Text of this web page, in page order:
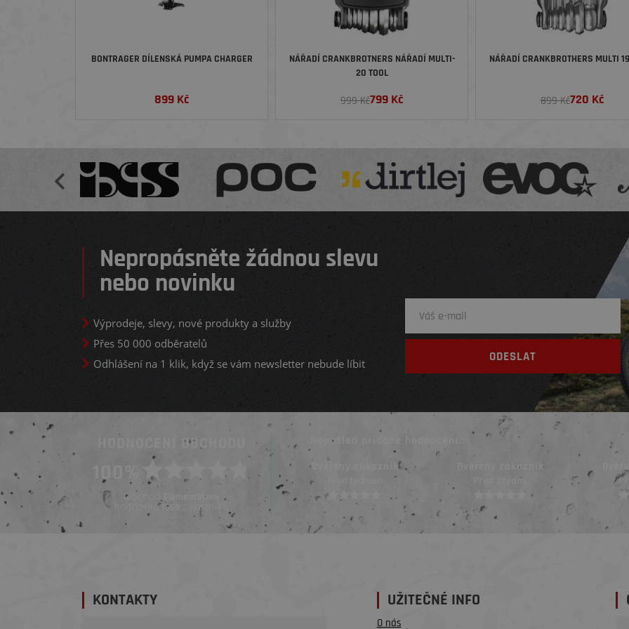
BONTRAGER DÍLENSKÁ PUMPA CHARGER
899 Kč
NÁŘADÍ CRANKBROTNERS NÁŘADÍ MULTI-
20 TOOL
999 Kč799 Kč
NÁŘADÍ CRANKBROTHERS MULTI
899 Kč720 Kč
Nepropásněte žádnou slevu
nebo novinku
Výprodeje, slevy, nové produkty a služby
Přes 50 000 odběratelů
Odhlášení na 1 klik, když se vám newsletter nebude líbit
HODNOCENÍ OBCHODU
100%
Obchod ElementStore
hodnotilo 1669 zákazníků
Naposled přidané hodnocení::
Před týdnem
Ověřený zákazník Ověřený zákazník
Před 3 týdny
KONTAKTY UŽITEČNÉ INFO
O nás